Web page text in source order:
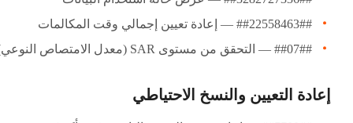
##22558463## — إعادة تعيين إجمالي وقت المكالمات
##07## — التحقق من مستوى SAR (معدل الامتصاص النوعي)
إعادة التعيين والنسخ الاحتياطي